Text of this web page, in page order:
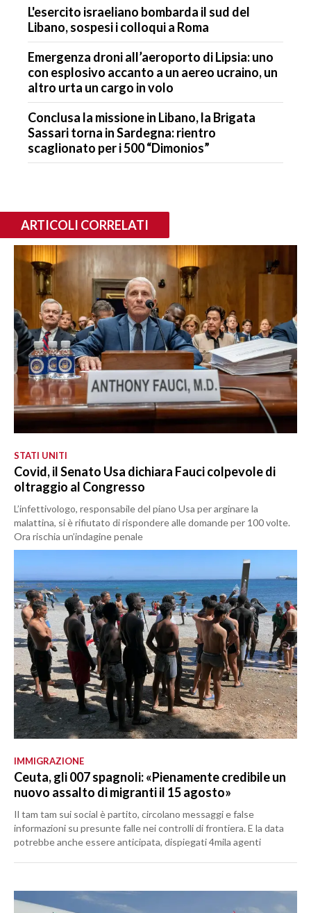
L'esercito israeliano bombarda il sud del
Libano, sospesi i colloqui a Roma
Emergenza droni all’aeroporto di Lipsia: uno
con esplosivo accanto a un aereo ucraino, un
altro urta un cargo in volo
Conclusa la missione in Libano, la Brigata
Sassari torna in Sardegna: rientro
scaglionato per i 500 “Dimonios”
ARTICOLI CORRELATI
STATI UNITI
Covid, il Senato Usa dichiara Fauci colpevole di
oltraggio al Congresso
L’infettivologo, responsabile del piano Usa per arginare la
malattina, si è rifiutato di rispondere alle domande per 100 volte.
Ora rischia un’indagine penale
IMMIGRAZIONE
Ceuta, gli 007 spagnoli: «Pienamente credibile un
nuovo assalto di migranti il 15 agosto»
Il tam tam sui social è partito, circolano messaggi e false
informazioni su presunte falle nei controlli di frontiera. E la data
potrebbe anche essere anticipata, dispiegati 4mila agenti